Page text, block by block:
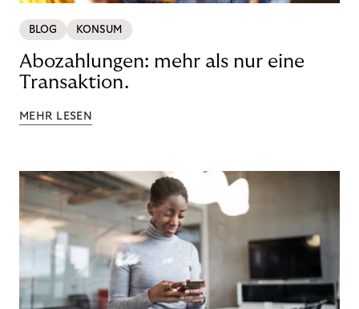
BLOG KONSUM
Abozahlungen: mehr als nur eine
Transaktion.
MEHR LESEN